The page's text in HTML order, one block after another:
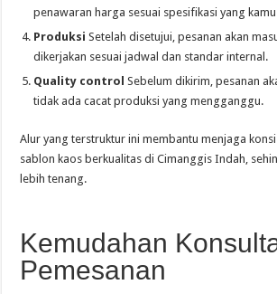
penawaran harga sesuai spesifikasi yang
Produksi Setelah disetujui, pesanan akan
dikerjakan sesuai jadwal dan standar internal.
Quality control Sebelum dikirim, pesanan
tidak ada cacat produksi yang mengganggu.
Alur yang terstruktur ini membantu menjaga
sablon kaos berkualitas di Cimanggis Indah,
lebih tenang.
Kemudahan
Pemesanan